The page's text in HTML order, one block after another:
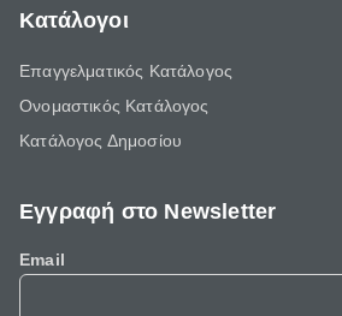
Κατάλογοι
Επαγγελματικός Κατάλογος
Ονομαστικός Κατάλογος
Κατάλογος Δημοσίου
Εγγραφή στο Newsletter
Email